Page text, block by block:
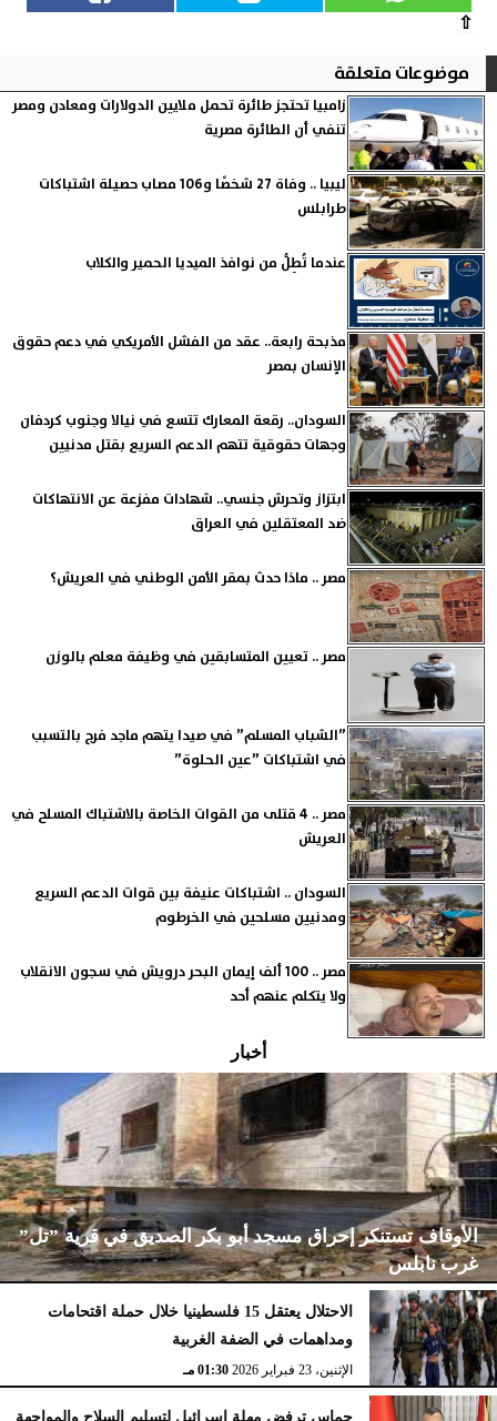
⇧
موضوعات متعلقة
زامبيا تحتجز طائرة تحمل ملايين الدولارات ومعادن ومصر
تنفي أن الطائرة مصرية
ليبيا .. وفاة 27 شخصًا و106 مصاب حصيلة اشتباكات
طرابلس
عندما تُطِلُّ من نوافذ الميديا الحمير والكلاب
مذبحة رابعة.. عقد من الفشل الأمريكي في دعم حقوق
الإنسان بمصر
السودان.. رقعة المعارك تتسع في نيالا وجنوب كردفان
وجهات حقوقية تتهم الدعم السريع بقتل مدنيين
ابتزاز وتحرش جنسي.. شهادات مفزعة عن الانتهاكات
ضد المعتقلين في العراق
مصر .. ماذا حدث بمقر الأمن الوطني في العريش؟
مصر .. تعيين المتسابقين في وظيفة معلم بالوزن
”الشباب المسلم” في صيدا يتهم ماجد فرج بالتسبب
في اشتباكات ”عين الحلوة”
مصر .. 4 قتلى من القوات الخاصة بالاشتباك المسلح في
العريش
السودان .. اشتباكات عنيفة بين قوات الدعم السريع
ومدنيين مسلحين في الخرطوم
مصر .. 100 ألف إيمان البحر درويش في سجون الانقلاب
ولا يتكلم عنهم أحد
أخبار
الأوقاف تستنكر إحراق مسجد أبو بكر الصديق في قرية ”تل”
غرب نابلس
الإثنين، 23 فبراير 2026 02:15 مـ
الاحتلال يعتقل 15 فلسطينيا خلال حملة اقتحامات
ومداهمات في الضفة الغربية
الإثنين، 23 فبراير 2026 01:30 مـ
حماس ترفض مهلة إسرائيل لتسليم السلاح والمواجهة